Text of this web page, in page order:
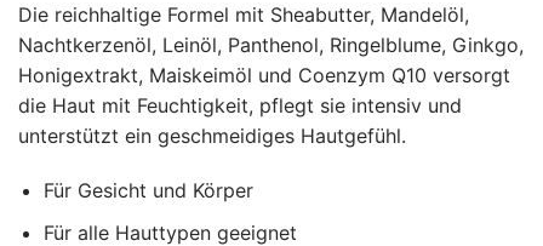
Die reichhaltige Formel mit Sheabutter, Mandelöl,
Nachtkerzenöl, Leinöl, Panthenol, Ringelblume, Ginkgo,
Honigextrakt, Maiskeimöl und Coenzym Q10 versorgt
die Haut mit Feuchtigkeit, pflegt sie intensiv und
unterstützt ein geschmeidiges Hautgefühl.
Für Gesicht und Körper
Für alle Hauttypen geeignet